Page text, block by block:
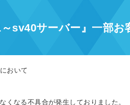
sv40サーバー』一部
おいて
くなる不具合が発生しておりました。